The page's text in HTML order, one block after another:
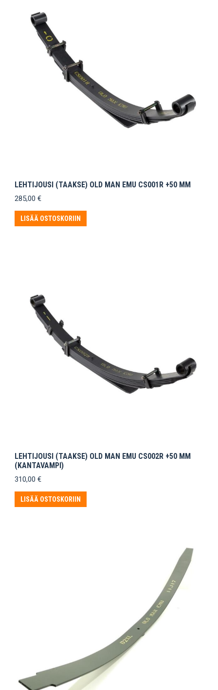
LEHTIJOUSI (TAAKSE) OLD MAN EMU CS001R +50 MM
285,00 €
LISÄÄ OSTOSKORIIN
LEHTIJOUSI (TAAKSE) OLD MAN EMU CS002R +50 MM
(KANTAVAMPI)
310,00 €
LISÄÄ OSTOSKORIIN